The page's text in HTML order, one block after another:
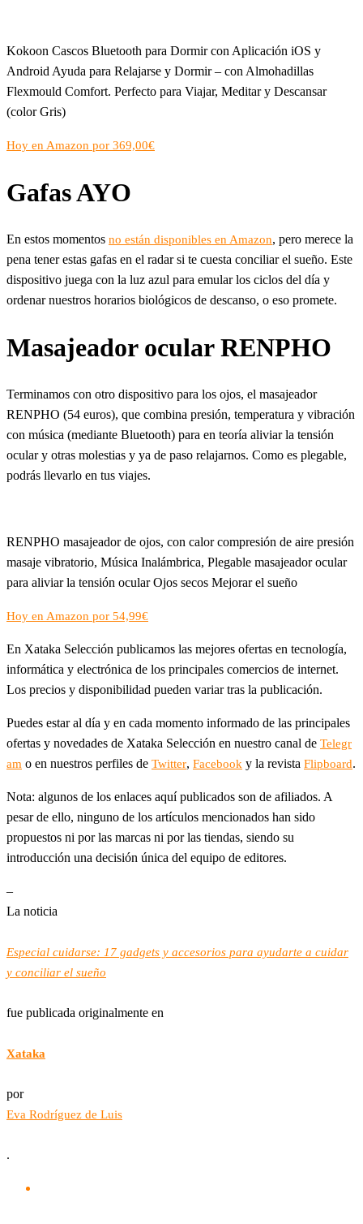
Kokoon Cascos Bluetooth para Dormir con Aplicación iOS y
Android Ayuda para Relajarse y Dormir – con Almohadillas
Flexmould Comfort. Perfecto para Viajar, Meditar y Descansar
(color Gris)
Hoy en Amazon por 369,00€
Gafas AYO
En estos momentos no están disponibles en Amazon, pero merece la
pena tener estas gafas en el radar si te cuesta conciliar el sueño. Este
dispositivo juega con la luz azul para emular los ciclos del día y
ordenar nuestros horarios biológicos de descanso, o eso promete.
Masajeador ocular RENPHO
Terminamos con otro dispositivo para los ojos, el masajeador
RENPHO (54 euros), que combina presión, temperatura y vibración
con música (mediante Bluetooth) para en teoría aliviar la tensión
ocular y otras molestias y ya de paso relajarnos. Como es plegable,
podrás llevarlo en tus viajes.
RENPHO masajeador de ojos, con calor compresión de aire presión
masaje vibratorio, Música Inalámbrica, Plegable masajeador ocular
para aliviar la tensión ocular Ojos secos Mejorar el sueño
Hoy en Amazon por 54,99€
En Xataka Selección publicamos las mejores ofertas en tecnología,
informática y electrónica de los principales comercios de internet.
Los precios y disponibilidad pueden variar tras la publicación.
Puedes estar al día y en cada momento informado de las principales
ofertas y novedades de Xataka Selección en nuestro canal de Telegr
am o en nuestros perfiles de Twitter, Facebook y la revista Flipboard.
Nota: algunos de los enlaces aquí publicados son de afiliados. A
pesar de ello, ninguno de los artículos mencionados han sido
propuestos ni por las marcas ni por las tiendas, siendo su
introducción una decisión única del equipo de editores.
–
La noticia
Especial cuidarse: 17 gadgets y accesorios para ayudarte a cuidar
y conciliar el sueño
fue publicada originalmente en
Xataka
por
Eva Rodríguez de Luis
.